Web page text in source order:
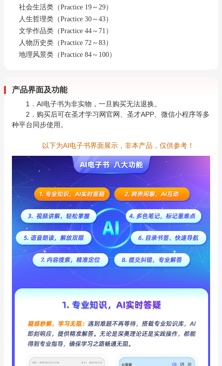
社会生活类（Practice 19～29）
人生哲理类（Practice 30～43）
文学作品类（Practice 44～71）
人物历史类（Practice 72～83）
地理风景类（Practice 84～100）
产品界面及功能
1．AI电子书为非实物，一旦购买无法退换。
2．购买后可在圣才学习网官网、圣才APP、微信小程序等多
种平台同步使用。
以下为AI电子书界面展示，非本产品，仅供参考！